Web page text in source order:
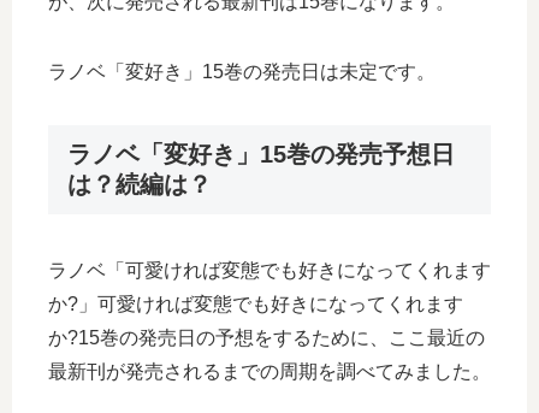
ラノベ「変好き」15巻の発売日は未定です。
ラノベ「変好き」15巻の発売予想日
は？続編は？
ラノベ「可愛ければ変態でも好きになってくれます
か?」可愛ければ変態でも好きになってくれます
か?15巻の発売日の予想をするために、ここ最近の
最新刊が発売されるまでの周期を調べてみました。